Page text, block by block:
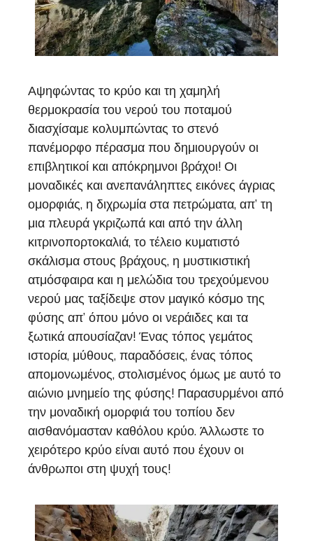
Αψηφώντας το κρύο και τη χαμηλή
θερμοκρασία του νερού του ποταμού
διασχίσαμε κολυμπώντας το στενό
πανέμορφο πέρασμα που δημιουργούν οι
επιβλητικοί και απόκρημνοι βράχοι! Οι
μοναδικές και ανεπανάληπτες εικόνες άγριας
ομορφιάς, η διχρωμία στα πετρώματα, απ’ τη
μια πλευρά γκριζωπά και από την άλλη
κιτρινοπορτοκαλιά, το τέλειο κυματιστό
σκάλισμα στους βράχους, η μυστικιστική
ατμόσφαιρα και η μελώδια του τρεχούμενου
νερού μας ταξίδεψε στον μαγικό κόσμο της
φύσης απ’ όπου μόνο οι νεράιδες και τα
ξωτικά απουσίαζαν! Ένας τόπος γεμάτος
ιστορία, μύθους, παραδόσεις, ένας τόπος
απομονωμένος, στολισμένος όμως με αυτό το
αιώνιο μνημείο της φύσης! Παρασυρμένοι από
την μοναδική ομορφιά του τοπίου δεν
αισθανόμασταν καθόλου κρύο. Άλλωστε το
χειρότερο κρύο είναι αυτό που έχουν οι
άνθρωποι στη ψυχή τους!